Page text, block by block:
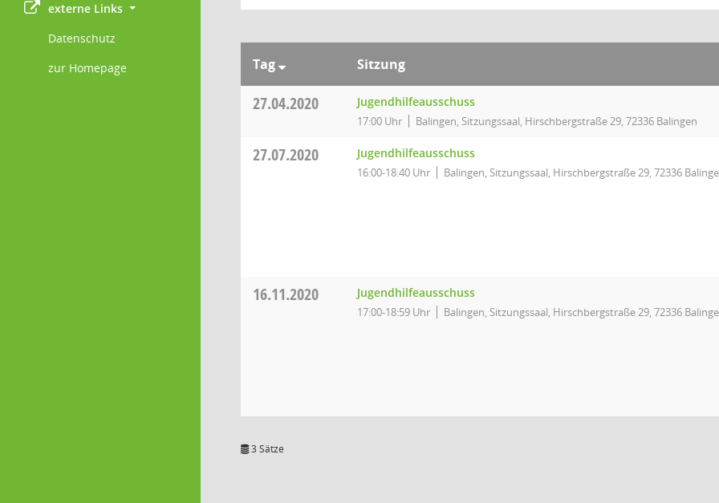
externe Links
Datenschutz
zur Homepage
Tag Sitzung
27.04.2020 Jugendhilfeausschuss
17:00 Uhr Balingen, Sitzungssaal, Hirschbergstraße 29, 72336 Balingen
27.07.2020 Jugendhilfeausschuss
16:00-18:40 Uhr Balingen, Sitzungssaal, Hirschbergstraße 29, 72336
16.11.2020 Jugendhilfeausschuss
17:00-18:59 Uhr Balingen, Sitzungssaal, Hirschbergstraße 29, 72336
3 Sätze